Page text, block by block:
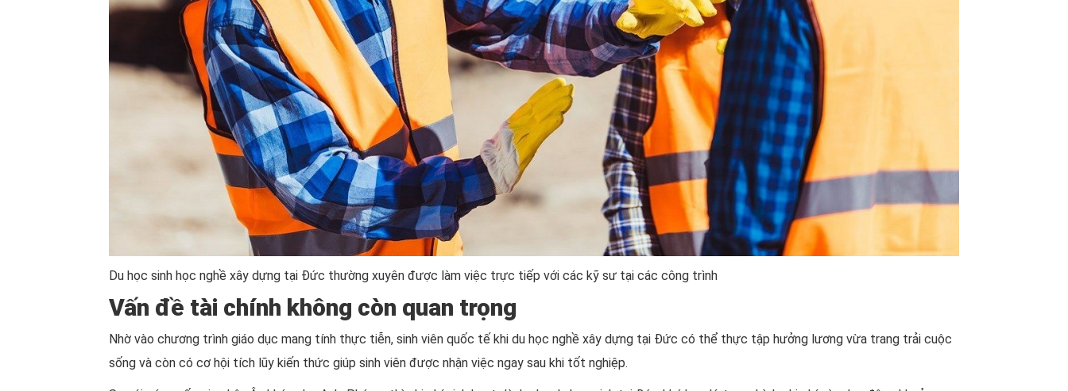
Du học sinh học nghề xây dựng tại Đức thường xuyên được làm việc trực tiếp với các kỹ sư tại các công trình
Vấn đề tài chính không còn quan trọng
Nhờ vào chương trình giáo dục mang tính thực tiễn, sinh viên quốc tế khi du học nghề xây dựng tại Đức có thể thực tập hưởng lương vừa trang trải cuộc
sống và còn có cơ hội tích lũy kiến thức giúp sinh viên được nhận việc ngay sau khi tốt nghiệp.